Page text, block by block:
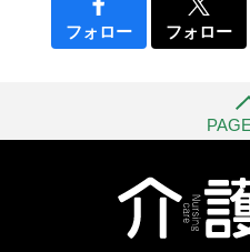
フォロー フォロー